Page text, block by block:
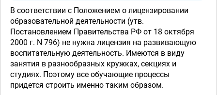
В соответствии с Положением о лицензировании
образовательной деятельности (утв.
Постановлением Правительства РФ от 18 октября
2000 г. N 796) не нужна лицензия на развивающую
воспитательную деятельность. Имеются в виду
занятия в разнообразных кружках, секциях и
студиях. Поэтому все обучающие процессы
придется строить именно таким образом.